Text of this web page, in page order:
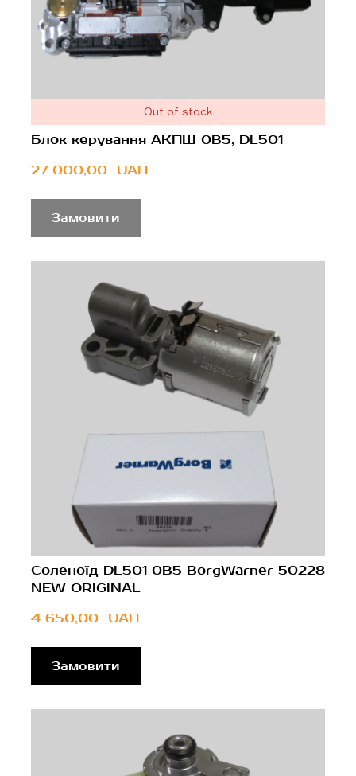
Out of stock
Блок керування АКПШ 0B5, DL501
27 000,00  UAH
Замовити
Соленоїд DL501 0B5 BorgWarner 50228
NEW ORIGINAL
4 650,00  UAH
Замовити